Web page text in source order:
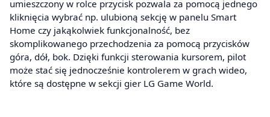
umieszczony w rolce przycisk pozwala za pomocą jednego
kliknięcia wybrać np. ulubioną sekcję w panelu Smart
Home czy jakąkolwiek funkcjonalność, bez
skomplikowanego przechodzenia za pomocą przycisków
góra, dół, bok. Dzięki funkcji sterowania kursorem, pilot
może stać się jednocześnie kontrolerem w grach wideo,
które są dostępne w sekcji gier LG Game World.